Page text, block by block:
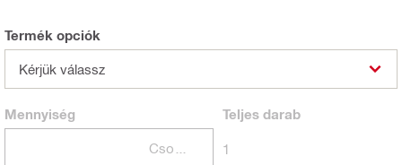
Termék opciók
Kérjük válassz
Mennyiség Teljesdarab
1